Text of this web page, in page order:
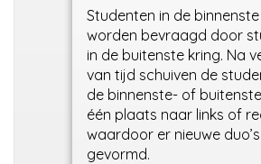
Studenten in de
worden bevraagd door
in de buitenste kring. Na
van tijd schuiven de
de binnenste- of
één plaats naar links of
waardoor er nieuwe
gevormd.